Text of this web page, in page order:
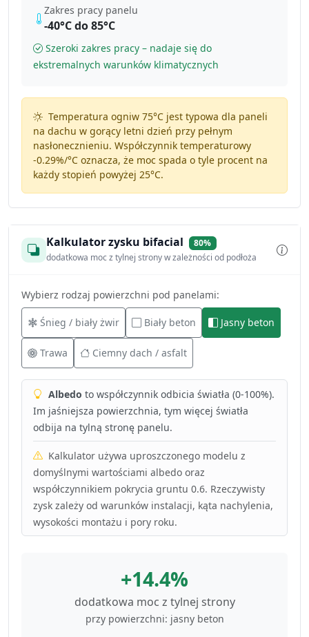
Zakres pracy panelu
-40°C do 85°C
Szeroki zakres pracy – nadaje się do
ekstremalnych warunków klimatycznych
Temperatura ogniw 75°C jest typowa dla paneli
na dachu w gorący letni dzień przy pełnym
nasłonecznieniu. Współczynnik temperaturowy
-0.29%/°Coznacza, że moc spada o tyle procent na
każdy stopień powyżej 25°C.
Kalkulator zysku bifacial
80%
dodatkowa moc z tylnej strony w zależności od podłoża
Wybierz rodzaj powierzchni pod panelami:
Śnieg / biały żwir Biały beton Jasny beton
Trawa Ciemny dach / asfalt
Albedo to współczynnik odbicia światła (0-100%).
Im jaśniejsza powierzchnia, tym więcej światła
odbija na tylną stronę panelu.
Kalkulator używa uproszczonego modelu z
domyślnymi wartościami albedo oraz
współczynnikiem pokrycia gruntu 0.6. Rzeczywisty
zysk zależy od warunków instalacji, kąta nachylenia,
wysokości montażu i pory roku.
+14.4%
dodatkowa moc z tylnej strony
przy powierzchni: jasny beton